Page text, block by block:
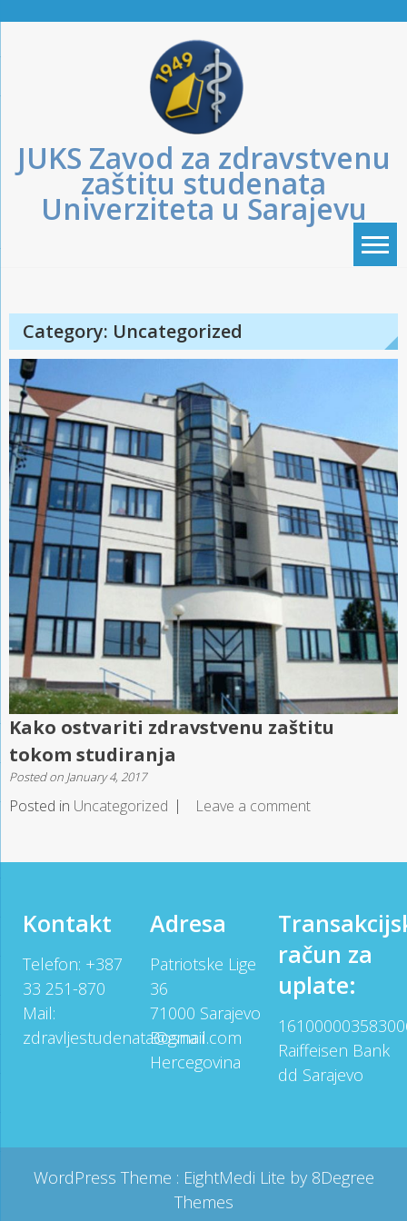
content
JUKS Zavod za zdravstvenu
zaštitu studenata
Univerziteta u Sarajevu
Category: Uncategorized
Kako ostvariti zdravstvenu zaštitu
tokom studiranja
Posted on January 4, 2017
Posted in Uncategorized Leave a comment
Kontakt
Telefon: +387
33 251-870
Mail:
zdravljestudenata@gmail.com
Adresa
Patriotske Lige
36
71000 Sarajevo
Bosna i
Hercegovina
račun za
uplate:
Raiffeisen Bank
dd Sarajevo
WordPress Theme : EightMedi Lite by 8Degree
Themes